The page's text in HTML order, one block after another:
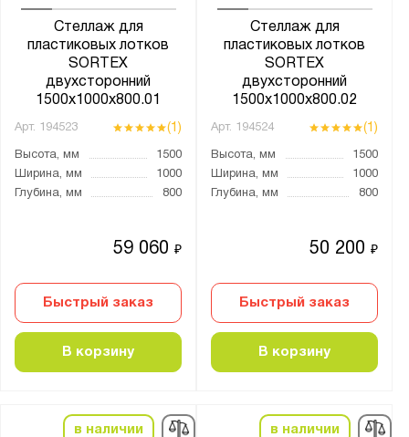
Стеллаж для
пластиковых лотков
SORTEX
двухсторонний
1500x1000x800.01
Арт. 194523 (1)
Высота, мм
1500
Ширина, мм
1000
Глубина, мм
800
59 060₽
Быстрый заказ
В корзину
Стеллаж для
пластиковых лотков
SORTEX
двухсторонний
1500x1000x800.02
Арт. 194524 (1)
Высота, мм
1500
Ширина, мм
1000
Глубина, мм
800
50 200₽
Быстрый заказ
В корзину
в наличии в наличии